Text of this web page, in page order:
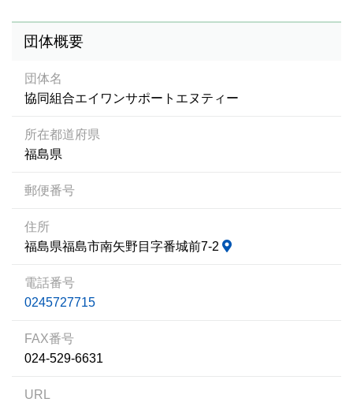
団体概要
団体名
協同組合エイワンサポートエヌティー
所在都道府県
福島県
郵便番号
住所
福島県福島市南矢野目字番城前7-2
電話番号
0245727715
FAX番号
024-529-6631
URL